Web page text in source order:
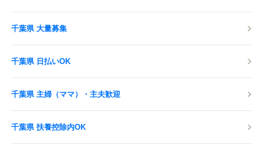
千葉県 大量募集
千葉県 日払いOK
千葉県 主婦（ママ）・主夫歓迎
千葉県 扶養控除内OK